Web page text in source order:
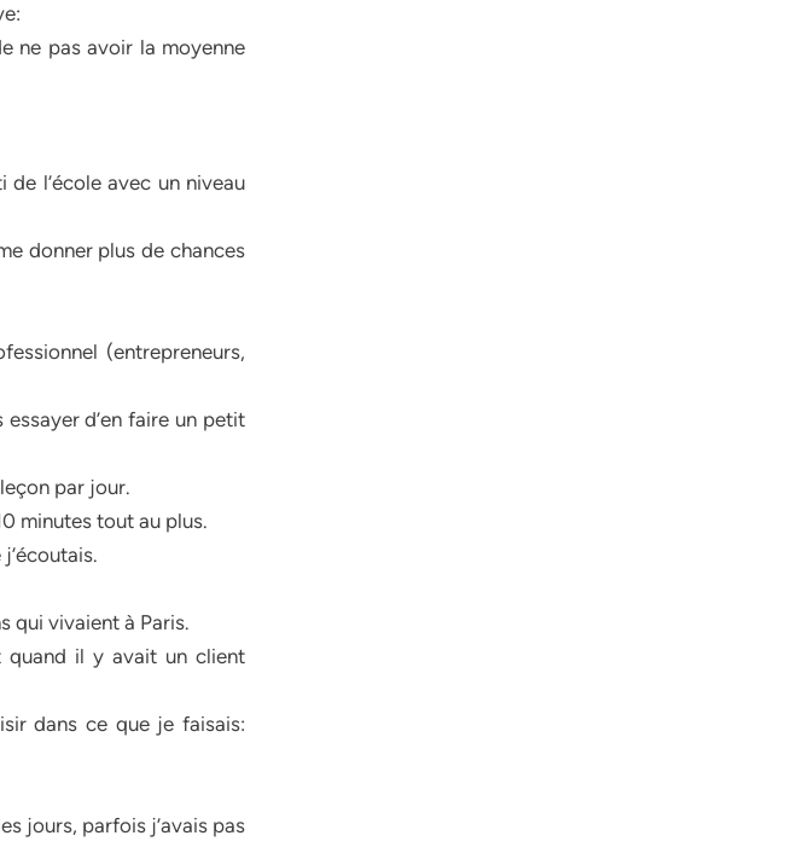
ne pas avoir la moyenne
l’école avec un niveau
donner plus de chances
(entrepreneurs,
essayer d’en faire un petit
par jour.
minutes tout au plus.
qui vivaient à Paris.
quand il y avait un client
dans ce que je faisais:
jours, parfois j’avais pas